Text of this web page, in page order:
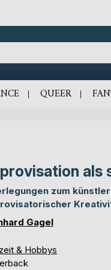
QUEER
als
zum
Gagel
& Hobbys